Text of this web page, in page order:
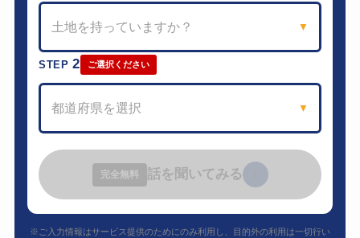
土地を持っていますか？ ▼
STEP2 ご選択ください
都道府県を選択 ▼
完全無料 話を聞いてみる
※ご入力情報はサービス提供のためにのみ利用し、目的外の利用は一切行い